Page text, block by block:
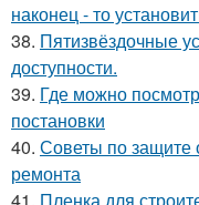
наконец - то
38. Пятизвёздочные
доступности.
39. Где можно
постановки
40. Советы по защите
ремонта
41. Пленка для